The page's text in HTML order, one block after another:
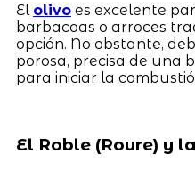
El olivoes excelente
barbacoas o arroces
opción. No obstante,
porosa, precisa de una
para iniciar la
El Roble (Roure) y